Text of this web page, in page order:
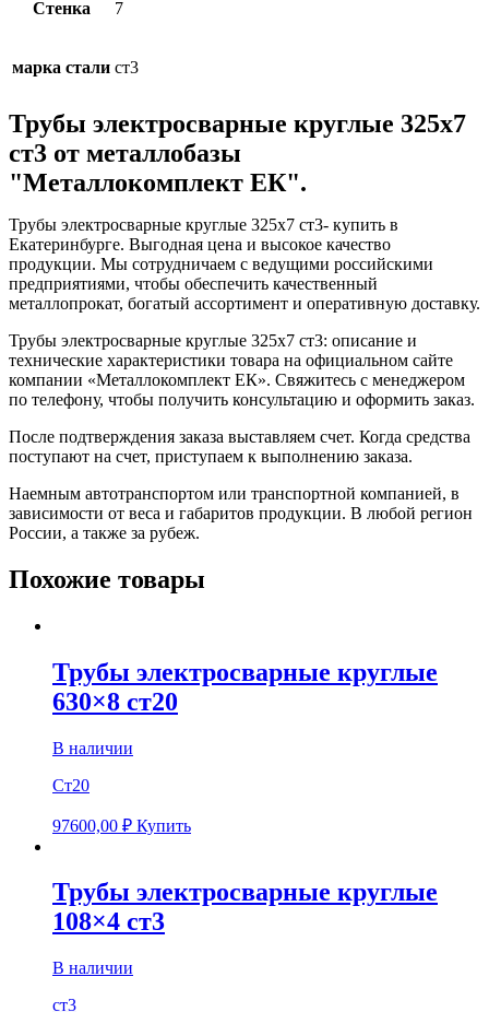
Стенка 7
марка стали ст3
Трубы электросварные круглые 325x7
ст3 от металлобазы
"Металлокомплект ЕК".
Трубы электросварные круглые 325x7 ст3- купить в
Екатеринбурге. Выгодная цена и высокое качество
продукции. Мы сотрудничаем с ведущими российскими
предприятиями, чтобы обеспечить качественный
металлопрокат, богатый ассортимент и оперативную доставку.
Трубы электросварные круглые 325x7 ст3: описание и
технические характеристики товара на официальном сайте
компании «Металлокомплект ЕК». Свяжитесь с менеджером
по телефону, чтобы получить консультацию и оформить заказ.
После подтверждения заказа выставляем счет. Когда средства
поступают на счет, приступаем к выполнению заказа.
Наемным автотранспортом или транспортной компанией, в
зависимости от веса и габаритов продукции. В любой регион
России, а также за рубеж.
Похожие товары
Трубы электросварные круглые
630×8 ст20
В наличии
Ст20
97600,00 ₽ Купить
Трубы электросварные круглые
108×4 ст3
В наличии
ст3